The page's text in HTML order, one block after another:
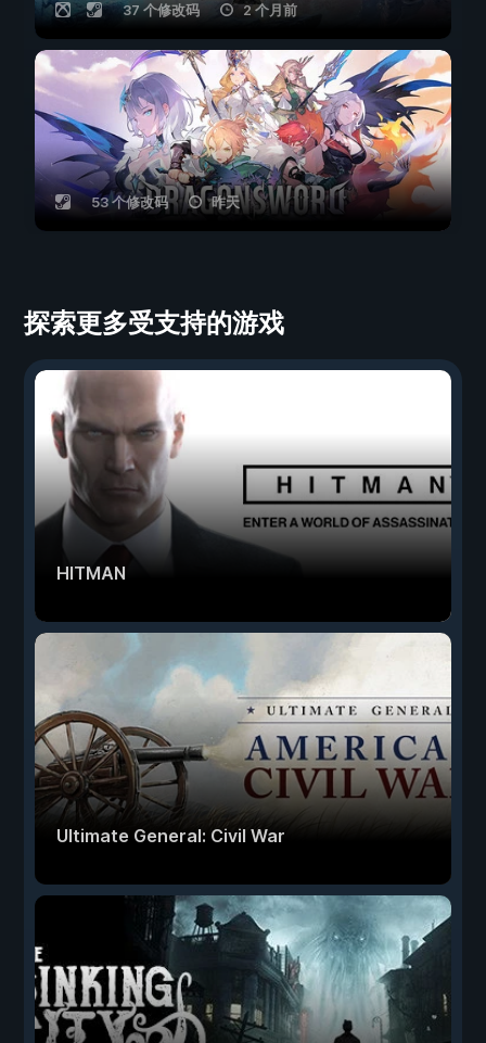
37 个修改码 2 个月前
53 个修改码 昨天
探索更多受支持的游戏
HITMAN
Ultimate General: Civil War